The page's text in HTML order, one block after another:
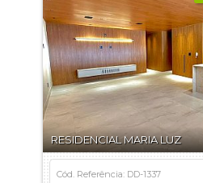
RESIDENCIAL MARIA LUZ
Cód. Referência: DD-1337